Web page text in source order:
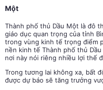
Một
Thành phố thủ Dầu Một là đô
giáo dục quan trọng của tỉnh
trong vùng kinh tế trọng điểm
nền kinh tế Thành phố thủ
nơi này nói riêng nhiều lợi thế
Trong tương lai không xa, bất
được dự báo sẽ tăng trưởng